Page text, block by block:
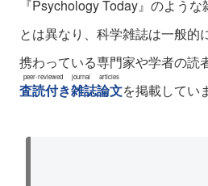
『Psychology Today』のよう
とは異なり、科学雑誌は一般的
携わっている専門家や学者の読
査読付き雑誌論文
peer-reviewed journal articles
を掲載してい